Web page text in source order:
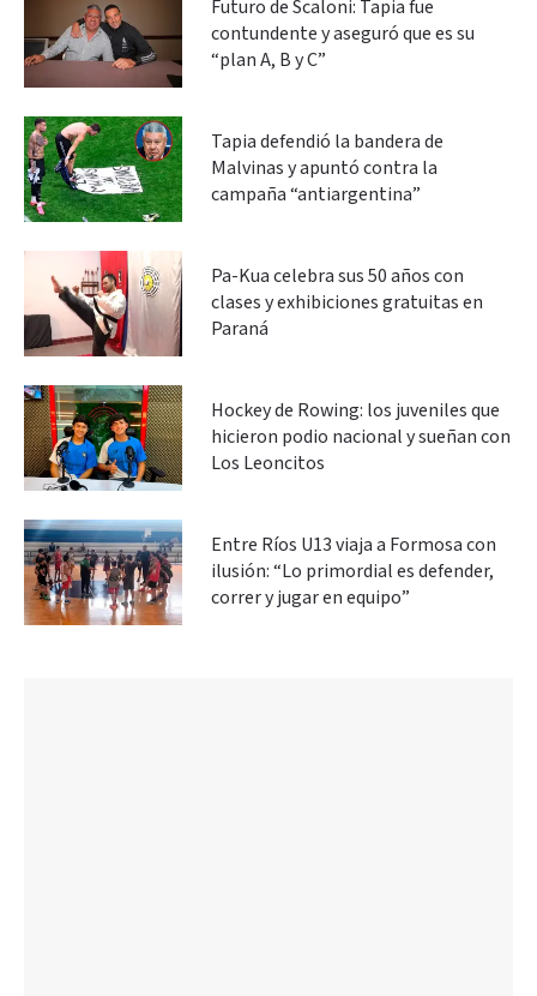
Futuro de Scaloni: Tapia fue
contundente y aseguró que es su
“plan A, B y C”
Tapia defendió la bandera de
Malvinas y apuntó contra la
campaña “antiargentina”
Pa-Kua celebra sus 50 años con
clases y exhibiciones gratuitas en
Paraná
Hockey de Rowing: los juveniles que
hicieron podio nacional y sueñan con
Los Leoncitos
Entre Ríos U13 viaja a Formosa con
ilusión: “Lo primordial es defender,
correr y jugar en equipo”